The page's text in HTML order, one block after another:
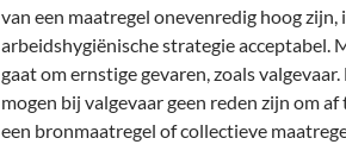
van een maatregel onevenredig hoog zijn,
arbeidshygiënische strategie acceptabel.
gaat om ernstige gevaren, zoals
mogen bij valgevaar geen reden zijn om
een bronmaatregel of collectieve